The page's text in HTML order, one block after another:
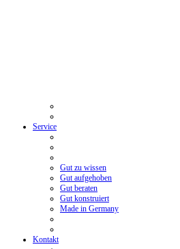
Service
Gut zu wissen
Gut aufgehoben
Gut beraten
Gut konstruiert
Made in Germany
Kontakt